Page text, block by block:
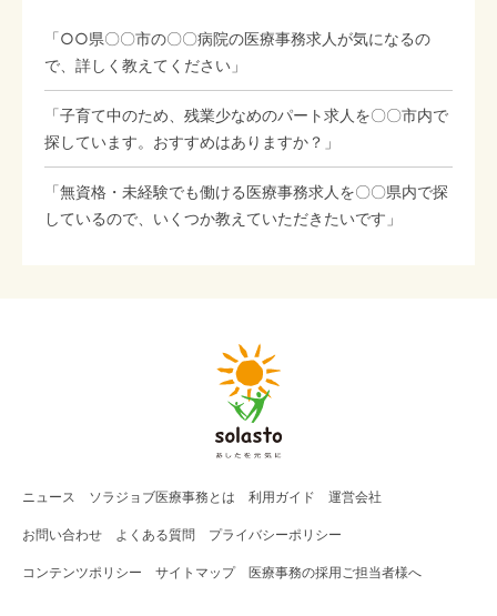
「○○県〇〇市の〇〇病院の医療事務求人が気になるの
で、詳しく教えてください」
「子育て中のため、残業少なめのパート求人を〇〇市内で
探しています。おすすめはありますか？」
「無資格・未経験でも働ける医療事務求人を〇〇県内で探
しているので、いくつか教えていただきたいです」
ニュース ソラジョブ医療事務 とは 利用ガイド 運営会社
お問い合わせ よくある質問 プライバシーポリシー
コンテンツポリシー サイトマップ 医療事務の採用ご担当者様へ